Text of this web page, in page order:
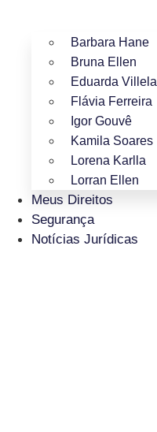
Barbara Hane
Bruna Ellen
Eduarda Villela
Flávia Ferreira
Igor Gouvê
Kamila Soares
Lorena Karlla
Lorran Ellen
Meus Direitos
Segurança
Notícias Jurídicas